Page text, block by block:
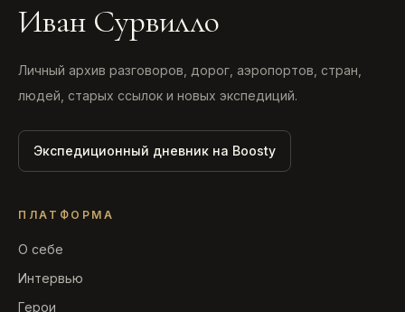
Иван Сурвилло
Личный архив разговоров, дорог, аэропортов, стран,
людей, старых ссылок и новых экспедиций.
Экспедиционный дневник на Boosty
ПЛАТФОРМА
О себе
Интервью
Герои